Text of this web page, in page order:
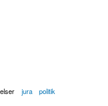
jura
politik